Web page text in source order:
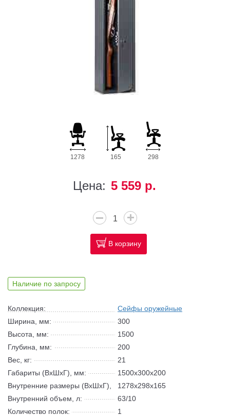
1278 165 298
Цена: 5 559 р.
В корзину
Наличие по запросу
Коллекция:
Сейфы оружейные
Ширина, мм:
300
Высота, мм:
1500
Глубина, мм:
200
Вес, кг:
21
Габариты (ВхШхГ), мм:
1500x300x200
Внутренние размеры (ВхШхГ),
мм:
1278x298x165
Внутренний объем, л:
63/10
Количество полок:
1